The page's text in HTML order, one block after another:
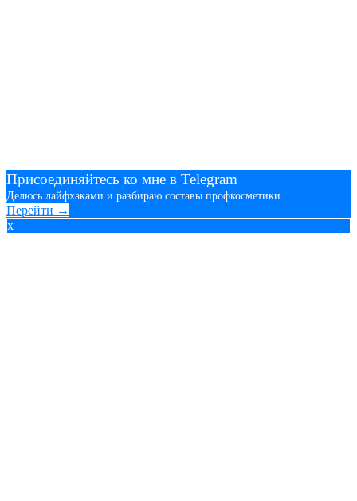
Присоединяйтесь ко мне в Telegram
Делюсь лайфхаками и разбираю составы профкосметики
Перейти →
x